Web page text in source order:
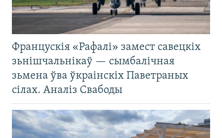
Францускія «Рафалі» замест савецкіх
зьнішчальнікаў — сымбалічная
зьмена ўва ўкраінскіх Паветраных
сілах. Аналіз Свабоды